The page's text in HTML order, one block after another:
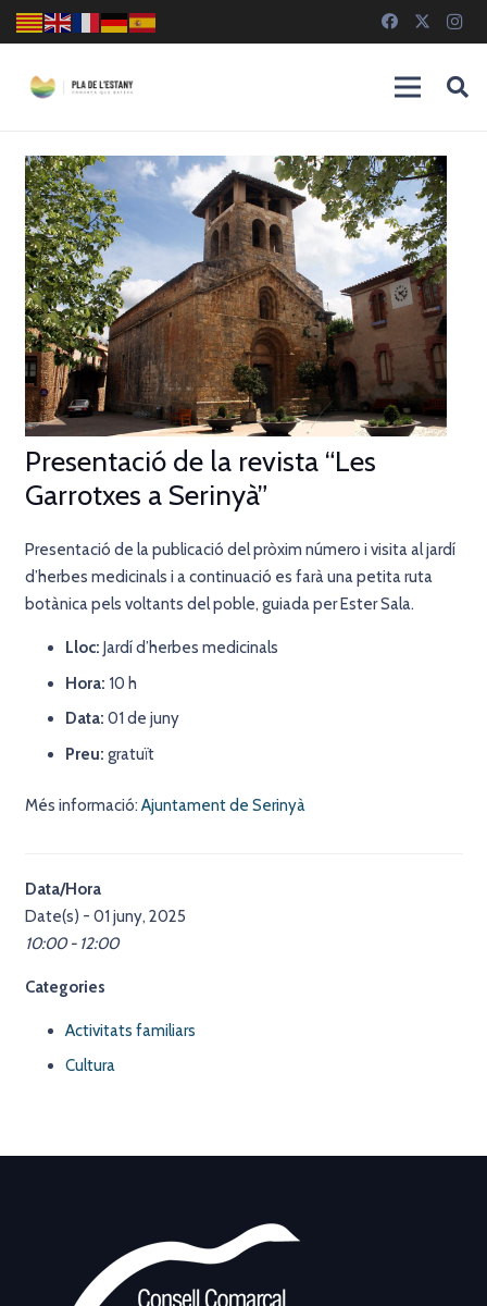
Presentació de la revista “Les
Garrotxes a Serinyà”
Presentació de la publicació del pròxim número i visita al jardí
d’herbes medicinals i a continuació es farà una petita ruta
botànica pels voltants del poble, guiada per Ester Sala.
Lloc: Jardí d’herbes medicinals
Hora: 10 h
Data: 01 de juny
Preu: gratuït
Més informació: Ajuntament de Serinyà
Data/Hora
Date(s) - 01 juny, 2025
10:00 - 12:00
Categories
Activitats familiars
Cultura